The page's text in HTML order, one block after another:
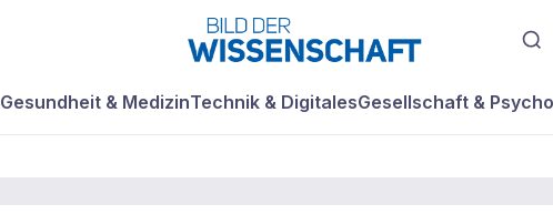
Gesundheit & MedizinTechnik & DigitalesGesellschaft &